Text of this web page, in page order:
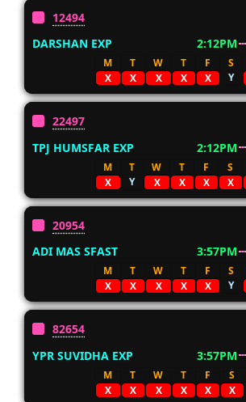
12494
DARSHAN EXP
2:12PM
M T W T F S
X
X X X X Y
22497
TPJ HUMSFAR EXP
2:12PM
M T W T F S
X
Y X X X X
20954
ADI MAS SFAST
3:57PM
M T W T F S
X
X X X X Y
82654
YPR SUVIDHA EXP
3:57PM
M T W T F S
X
X X X X X